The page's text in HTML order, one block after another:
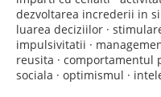
dezvoltarea increderii in
luarea deciziilor ·
impulsivitatii ·
reusita · comportamentul
sociala · optimismul ·